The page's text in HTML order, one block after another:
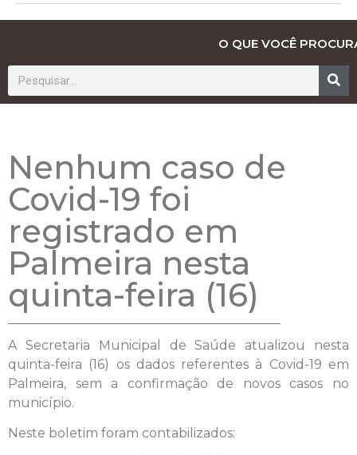
O QUE VOCÊ
Nenhum caso de
Covid-19 foi
registrado em
Palmeira nesta
quinta-feira (16)
A Secretaria Municipal de Saúde atualizou nesta
quinta-feira (16) os dados referentes à Covid-19 em
Palmeira, sem a confirmação de novos casos no
município.
Neste boletim foram contabilizados: